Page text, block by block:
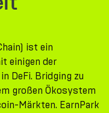
ist ein
einigen der
DeFi. Bridging zu
großen Ökosystem
Märkten. EarnPark